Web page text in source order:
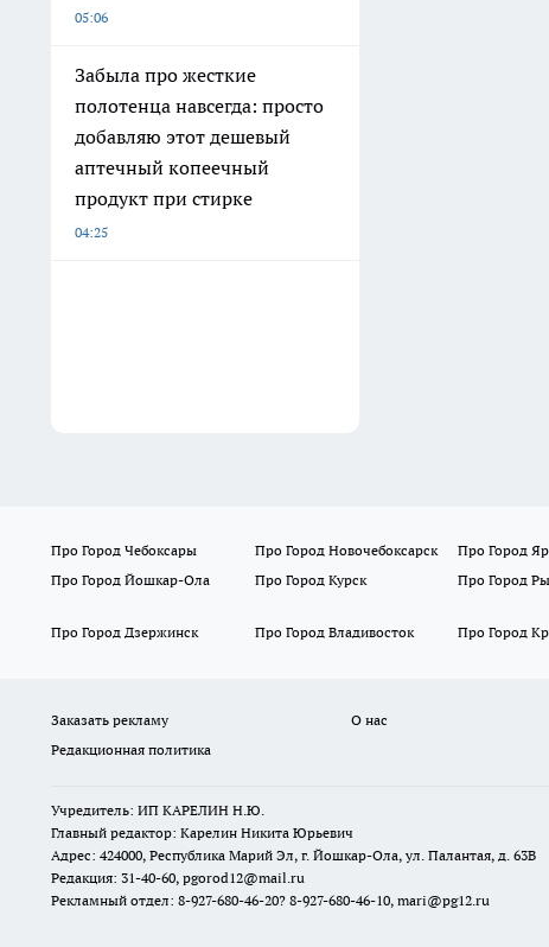
05:06
Забыла про жесткие
полотенца навсегда: просто
добавляю этот дешевый
аптечный копеечный
продукт при стирке
04:25
Про Город Чебоксары Про Город Новочебоксарск Про Город
Про Город Йошкар-Ола
Про Город Курск Про Город
Про Город Дзержинск
Про Город Владивосток Про Город
Заказать рекламу О нас
Редакционная политика
Учредитель: ИП КАРЕЛИН Н.Ю.
Главный редактор: Карелин Никита Юрьевич
Адрес: 424000, Республика Марий Эл, г. Йошкар-Ола, ул. Палантая, д. 63В
Редакция: 31-40-60, pgorod12@mail.ru
Рекламный отдел: 8-927-680-46-20? 8-927-680-46-10, mari@pg12.ru